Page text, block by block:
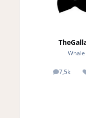
Whale
7,5k
posts